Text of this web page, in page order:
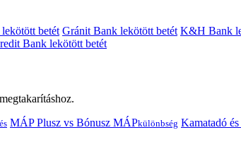
betét Gránit Bank lekötött betét K&H Bank
Bank lekötött betét
MÁP Plusz vs Bónusz MÁPkülönbség Kamatadó